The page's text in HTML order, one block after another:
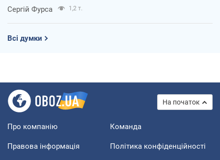
Сергій Фурса 1,2 т.
Всі думки
На початок
Про компанію Команда
Правова інформація Політика конфіденційності